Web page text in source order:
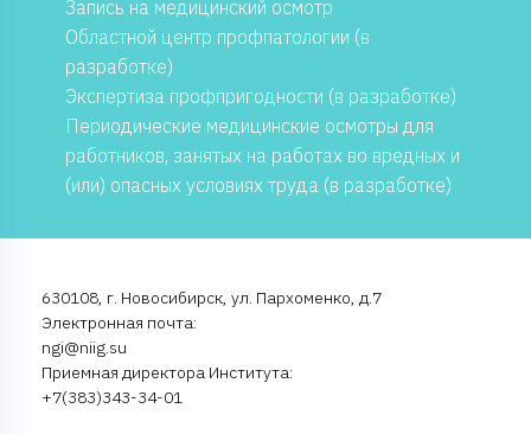
Запись на медицинский осмотр
Областной центр профпатологии (в
разработке)
Экспертиза профпригодности (в разработке)
Периодические медицинские осмотры для
работников, занятых на работах во вредных и
(или) опасных условиях труда (в разработке)
630108, г. Новосибирск, ул. Пархоменко, д.7
Электронная почта:
ngi@niig.su
Приемная директора Института:
+7(383)343-34-01